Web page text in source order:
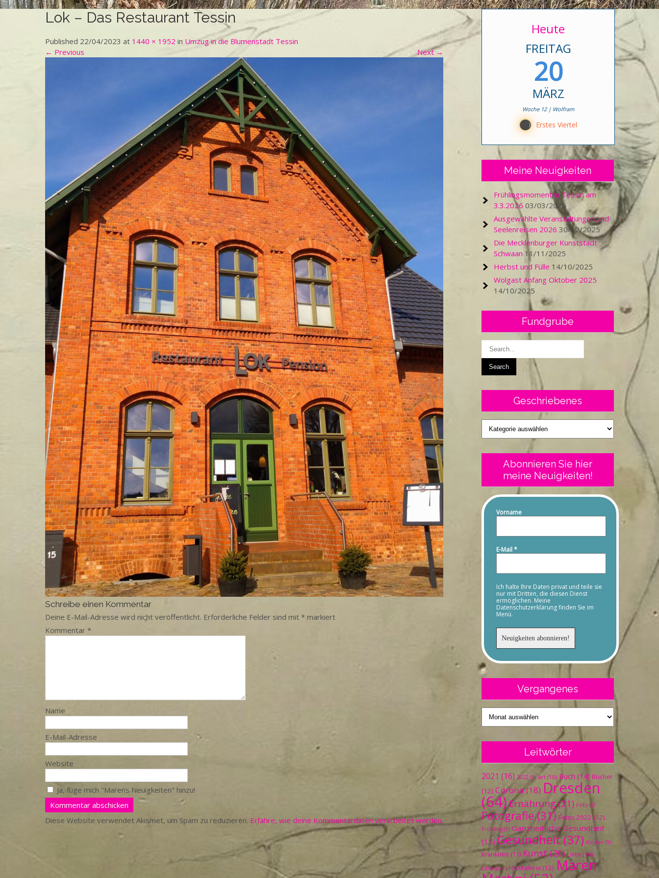
Lok – Das Restaurant Tessin
Published 22/04/2023 at 1440 × 1952 in Umzug in die Blumenstadt Tessin
← Previous
Next →
Schreibe einen Kommentar
Deine E-Mail-Adresse wird nicht veröffentlicht. Erforderliche Felder sind mit * markiert
Kommentar *
Name
E-Mail-Adresse
Website
Ja, füge mich "Marens Neuigkeiten" hinzu!
Diese Website verwendet Akismet, um Spam zu reduzieren. Erfahre, wie deine Kommentardaten verarbeitet werden.
Heute
FREITAG
20
MÄRZ
Woche 12 | Wolfram
B Erstes Viertel
Meine Neuigkeiten
Frühlingsmoment in Tessin am
3.3.2026 03/03/2026
Ausgewählte Veranstaltungen und
Seelenreisen 2026 30/12/2025
Die Mecklenburger Kunststadt
Schwaan 11/11/2025
Herbst und Fülle 14/10/2025
Wolgast Anfang Oktober 2025
14/10/2025
Fundgrube
Geschriebenes
Geschriebenes
Abonnieren Sie hier
meine Neuigkeiten!
Vorname
E-Mail*
Ich halte Ihre Daten privat und teile sie
nur mit Dritten, die diesen Dienst
ermöglichen. Meine
Datenschutzerklärung finden Sie im
Menü.
Vergangenes
Vergangenes
Leitwörter
2021 (16) 2022 (9) Art (10) Buch (14) Bücher
(12) Corona(18) Dresden
(64)Ernährung(21) Foto (9)
Fotografie(31) Fotos 2022(12)
Frühling (9) Ganzheitliche Gesundheit
(15) Gesundheit(37) Kinder (9)
Krankheit (11) Kunst(20) Liebe (10)
Literatur (10) Malerei (12) Maren